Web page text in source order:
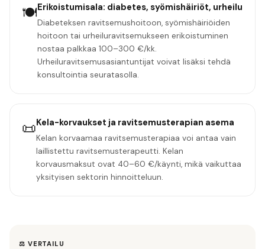
🍽️Erikoistumisala: diabetes, syömishäiriöt, urheilu
Diabeteksen ravitsemushoitoon, syömishäiriöiden
hoitoon tai urheiluravitsemukseen erikoistuminen
nostaa palkkaa 100–300 €/kk.
Urheiluravitsemusasiantuntijat voivat lisäksi tehdä
konsultointia seuratasolla.
📜Kela-korvaukset ja ravitsemusterapian asema
Kelan korvaamaa ravitsemusterapiaa voi antaa vain
laillistettu ravitsemusterapeutti. Kelan
korvausmaksut ovat 40–60 €/käynti, mikä vaikuttaa
yksityisen sektorin hinnoitteluun.
⚖️ VERTAILU